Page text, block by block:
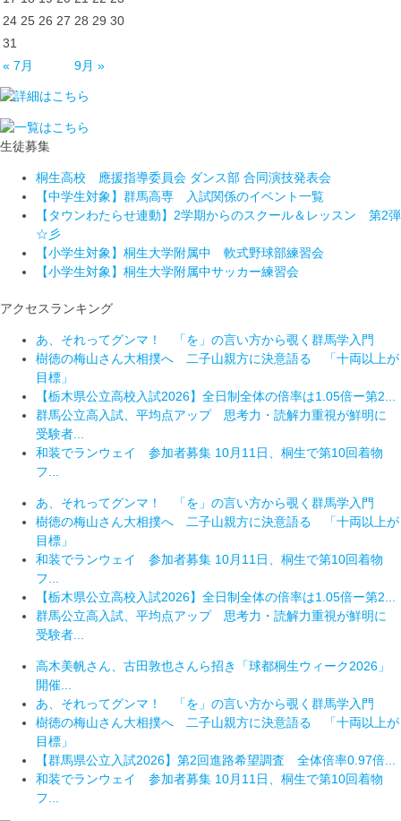
24 25 26 27 28 29 30
31
« 7月
9月 »
生徒募集
桐生高校 應援指導委員会 ダンス部 合同演技発表会
【中学生対象】群馬高専 入試関係のイベント一覧
【タウンわたらせ連動】2学期からのスクール＆レッスン 第2弾
☆彡
【小学生対象】桐生大学附属中 軟式野球部練習会
【小学生対象】桐生大学附属中サッカー練習会
アクセスランキング
あ、それってグンマ！ 「を」の言い方から覗く群馬学入門
樹徳の梅山さん大相撲へ 二子山親方に決意語る 「十両以上が
目標」
【栃木県公立高校入試2026】全日制全体の倍率は1.05倍ー第2...
群馬公立高入試、平均点アップ 思考力・読解力重視が鮮明に
受験者...
和装でランウェイ 参加者募集 10月11日、桐生で第10回着物
フ...
あ、それってグンマ！ 「を」の言い方から覗く群馬学入門
樹徳の梅山さん大相撲へ 二子山親方に決意語る 「十両以上が
目標」
和装でランウェイ 参加者募集 10月11日、桐生で第10回着物
フ...
【栃木県公立高校入試2026】全日制全体の倍率は1.05倍ー第2...
群馬公立高入試、平均点アップ 思考力・読解力重視が鮮明に
受験者...
高木美帆さん、古田敦也さんら招き「球都桐生ウィーク2026」
開催...
あ、それってグンマ！ 「を」の言い方から覗く群馬学入門
樹徳の梅山さん大相撲へ 二子山親方に決意語る 「十両以上が
目標」
【群馬県公立入試2026】第2回進路希望調査 全体倍率0.97倍...
和装でランウェイ 参加者募集 10月11日、桐生で第10回着物
フ...